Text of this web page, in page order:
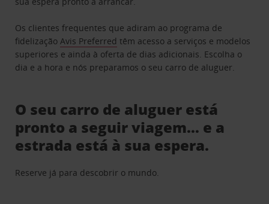
Os clientes frequentes que adiram ao programa de
fidelizaçãoAvis Preferred têm acesso a serviços e modelos
superiores e ainda à oferta de dias adicionais. Escolha o
dia e a hora e nós preparamos o seu carro de aluguer.
O seu carro de aluguer está
pronto a seguir viagem… e a
estrada está à sua espera.
Reserve já para descobrir o mundo.